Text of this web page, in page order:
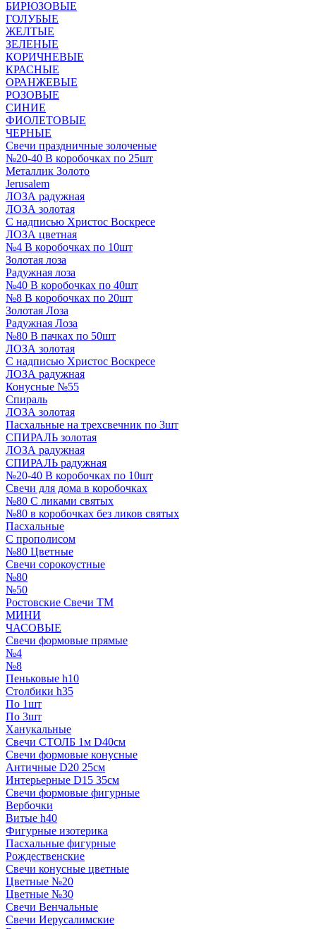
БИРЮЗОВЫЕ
ГОЛУБЫЕ
ЖЕЛТЫЕ
ЗЕЛЕНЫЕ
КОРИЧНЕВЫЕ
КРАСНЫЕ
ОРАНЖЕВЫЕ
РОЗОВЫЕ
СИНИЕ
ФИОЛЕТОВЫЕ
ЧЕРНЫЕ
Свечи праздничные золоченые
№20-40 В коробочках по 25шт
Металлик Золото
Jerusalem
ЛОЗА радужная
ЛОЗА золотая
С надписью Христос Воскресе
ЛОЗА цветная
№4 В коробочках по 10шт
Золотая лоза
Радужная лоза
№40 В коробочках по 40шт
№8 В коробочках по 20шт
Золотая Лоза
Радужная Лоза
№80 В пачках по 50шт
ЛОЗА золотая
С надписью Христос Воскресе
ЛОЗА радужная
Конусные №55
Спираль
ЛОЗА золотая
Пасхальные на трехсвечник по 3шт
СПИРАЛЬ золотая
ЛОЗА радужная
СПИРАЛЬ радужная
№20-40 В коробочках по 10шт
Свечи для дома в коробочках
№80 С ликами святых
№80 в коробочках без ликов святых
Пасхальные
С прополисом
№80 Цветные
Свечи сорокоустные
№80
№50
Ростовские Свечи ТМ
МИНИ
ЧАСОВЫЕ
Свечи формовые прямые
№4
№8
Пеньковые h10
Столбики h35
По 1шт
По 3шт
Ханукальные
Свечи СТОЛБ 1м D40см
Свечи формовые конусные
Античные D20 25см
Интерьерные D15 35см
Свечи формовые фигурные
Вербочки
Витые h40
Фигурные изотерика
Пасхальные фигурные
Рождественские
Свечи конусные цветные
Цветные №20
Цветные №30
Свечи Венчальные
Свечи Иерусалимские